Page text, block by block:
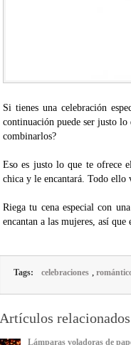
Si tienes una celebración
continuación puede ser justo lo
combinarlos?
Eso es justo lo que te ofrece
chica y le encantará. Todo ello
Riega tu cena especial con
encantan a las mujeres, así que
Tags: celebraciones ,
Artículos relacionados
Lámparas voladoras de